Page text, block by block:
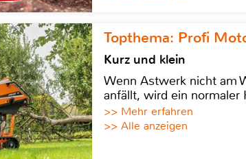
Topthema: Profi
Kurz und klein
Wenn Astwerk nicht am
anfällt, wird ein normaler
>> Mehr erfahren
>> Alle anzeigen